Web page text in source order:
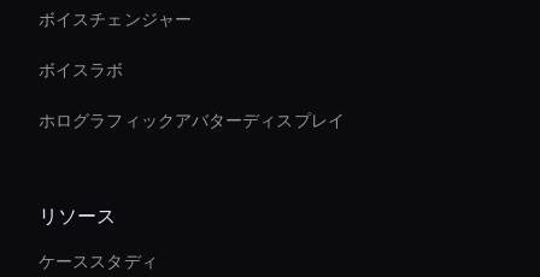
ボイスチェンジャー
ボイスラボ
ホログラフィックアバターディスプレイ
リソース
ケーススタディ